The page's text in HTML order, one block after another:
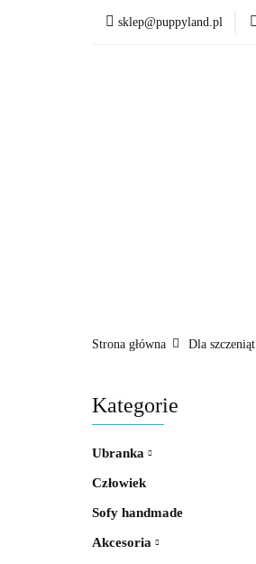
sklep@puppyland.pl
Strona główna Dla szczeniąt
Kategorie
Ubranka
Człowiek
Sofy handmade
Akcesoria